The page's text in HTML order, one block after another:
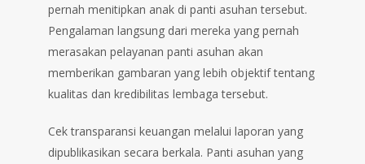
pernah menitipkan anak di panti asuhan tersebut.
Pengalaman langsung dari mereka yang pernah
merasakan pelayanan panti asuhan akan
memberikan gambaran yang lebih objektif tentang
kualitas dan kredibilitas lembaga tersebut.
Cek transparansi keuangan melalui laporan yang
dipublikasikan secara berkala. Panti asuhan yang